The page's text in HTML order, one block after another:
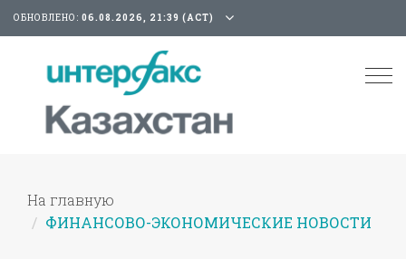
ОБНОВЛЕНО: 06.08.2026, 21:39 (АСТ)
На главную
ФИНАНСОВО-ЭКОНОМИЧЕСКИЕ НОВОСТИ